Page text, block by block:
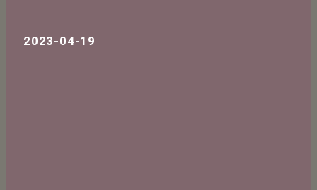
2023-04-19